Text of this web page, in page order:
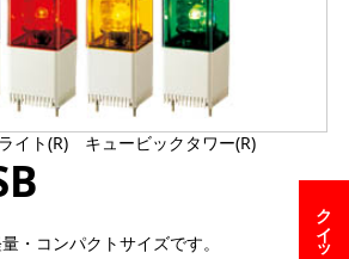
イト(R) キュービックタワー(R)
・コンパクトサイズです。